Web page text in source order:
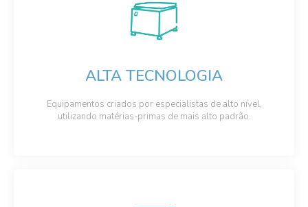
ALTA TECNOLOGIA
Equipamentos criados por especialistas de alto nível,
utilizando matérias-primas de mais alto padrão.